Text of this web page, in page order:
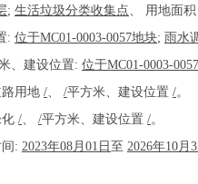
; 生活垃圾分类收集点、 用地面积
: 位于MC01-0003-0057地块; 雨水
、建设位置: 位于MC01-0003-
用地 /、 /平方米、建设位置 /。
/、 /平方米、建设位置 /。
: 2023年08月01日 至 2026年10月